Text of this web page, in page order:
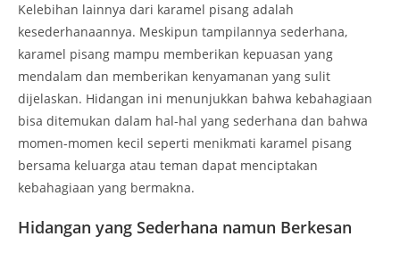
Kelebihan lainnya dari karamel pisang adalah
kesederhanaannya. Meskipun tampilannya sederhana,
karamel pisang mampu memberikan kepuasan yang
mendalam dan memberikan kenyamanan yang sulit
dijelaskan. Hidangan ini menunjukkan bahwa kebahagiaan
bisa ditemukan dalam hal-hal yang sederhana dan bahwa
momen-momen kecil seperti menikmati karamel pisang
bersama keluarga atau teman dapat menciptakan
kebahagiaan yang bermakna.
Hidangan yang Sederhana namun Berkesan